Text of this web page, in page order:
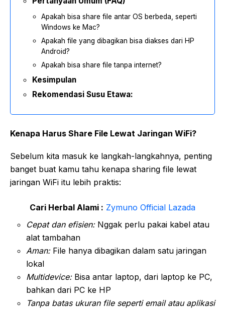
Apakah bisa share file antar OS berbeda, seperti
Windows ke Mac?
Apakah file yang dibagikan bisa diakses dari HP
Android?
Apakah bisa share file tanpa internet?
Kesimpulan
Rekomendasi Susu Etawa:
Kenapa Harus Share File Lewat Jaringan WiFi?
Sebelum kita masuk ke langkah-langkahnya, penting
banget buat kamu tahu kenapa sharing file lewat
jaringan WiFi itu lebih praktis:
Cari Herbal Alami : Zymuno Official Lazada
Cepat dan efisien:Nggak perlu pakai kabel atau
alat tambahan
Aman:File hanya dibagikan dalam satu jaringan
lokal
Multidevice:Bisa antar laptop, dari laptop ke PC,
bahkan dari PC ke HP
Tanpa batas ukuran file seperti email atau aplikasi